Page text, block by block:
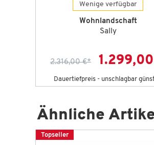
Wenige verfügbar
Wohnlandschaft
Sally
2.316,00 €*
Dauertiefpreis - unschlagbar
Ähnliche
Topseller